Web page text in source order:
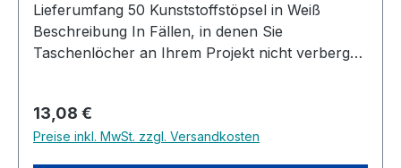
Lieferumfang 50 Kunststoffstöpsel in Weiß
Beschreibung In Fällen, in denen Sie
Taschenlöcher an Ihrem Projekt nicht verbergen
Holzstöpsel sind aus massivem Holz erhältlich
(vier Arten in Standardgröße, zwei Arten in
Mikro). Weiße Kunststoffstöpsel in
Regulärer Preis:
13,08 €
Preise inkl. MwSt. zzgl. Versandkosten